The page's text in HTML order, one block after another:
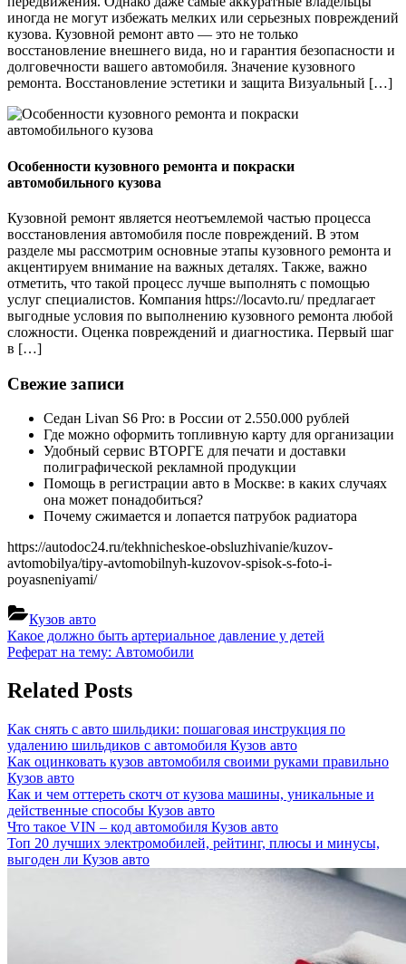
иногда не могут избежать мелких или серьезных повреждений
кузова. Кузовной ремонт авто — это не только
восстановление внешнего вида, но и гарантия безопасности и
долговечности вашего автомобиля. Значение кузовного
ремонта. Восстановление эстетики и защита Визуальный […]
Особенности кузовного ремонта и покраски
автомобильного кузова
Кузовной ремонт является неотъемлемой частью процесса
восстановления автомобиля после повреждений. В этом
разделе мы рассмотрим основные этапы кузовного ремонта и
акцентируем внимание на важных деталях. Также, важно
отметить, что такой процесс лучше выполнять с помощью
услуг специалистов. Компания https://locavto.ru/ предлагает
выгодные условия по выполнению кузовного ремонта любой
сложности. Оценка повреждений и диагностика. Первый шаг
в […]
Свежие записи
Седан Livan S6 Pro: в России от 2.550.000 рублей
Где можно оформить топливную карту для организации
Удобный сервис ВТОРГЕ для печати и доставки
полиграфической рекламной продукции
Помощь в регистрации авто в Москве: в каких случаях
она может понадобиться?
Почему сжимается и лопается патрубок радиатора
https://autodoc24.ru/tekhnicheskoe-obsluzhivanie/kuzov-
avtomobilya/tipy-avtomobilnyh-kuzovov-spisok-s-foto-i-
poyasneniyami/
Кузов авто
Навигация
по
записям
Previous
Post:
Какое должно быть артериальное давление у детей
Next
Реферат на тему: Автомобили
Related Posts
Как снять с авто шильдики: пошаговая инструкция по
удалению шильдиков с автомобиля Кузов авто
Как оцинковать кузов автомобиля своими руками правильно
Кузов авто
Как и чем оттереть скотч от кузова машины, уникальные и
действенные способы Кузов авто
Что такое VIN – код автомобиля Кузов авто
Топ 20 лучших электромобилей, рейтинг, плюсы и минусы,
выгоден ли Кузов авто